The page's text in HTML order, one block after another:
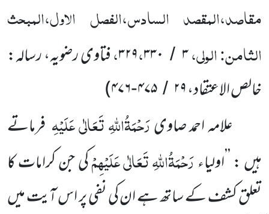
مقاصد،المقصد السادس،الفصل الاول،المبحث
الثامن: الولی،۳ / ۳۲۹،۳۳۰ ،فتاوی رضویہ، رسالہ:
خالص الاعتقاد،۲۹ / ۴۷۵-۴۷۶)
علامہ احمد صاویرَحْمَۃُاللّٰہِ تَعَالٰی عَلَیْہِ فرماتے
ہیں : ’’اولیاءرَحْمَۃُاللّٰہِ تَعَالٰی عَلَیْہِمْکی جن کرامات کا
تعلق کشف کے ساتھ ہے ان کی نفی پر اس آیت میں